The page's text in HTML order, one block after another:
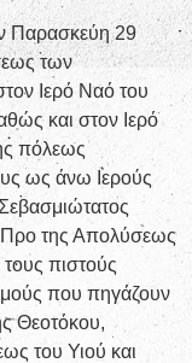
Παρασκεύη 29
των
Ιερό Ναό του
και στον Ιερό
πόλεως
ως άνω Ιερούς
Προ της Απολύσεως
πιστούς
που πηγάζουν
Θεοτόκου,
του Υιού και